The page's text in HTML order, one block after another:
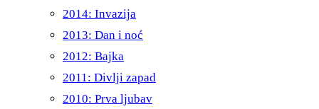
2014: Invazija
2013: Dan i noć
2012: Bajka
2011: Divlji zapad
2010: Prva ljubav